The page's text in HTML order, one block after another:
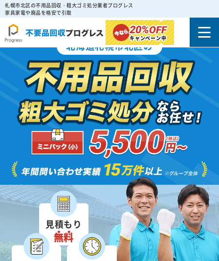
札幌市北区の不用品回収・粗大ゴミ処分業者プログレス
家具家電や廃品を格安で引取
20%OFF
キャンペーン中
北海道札幌市北区の
見積もり
無料